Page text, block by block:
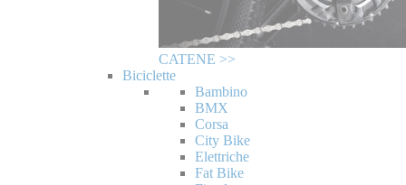
CATENE >>
Biciclette
Bambino
BMX
Corsa
City Bike
Elettriche
Fat Bike